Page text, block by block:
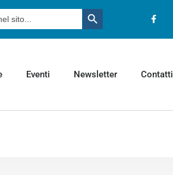
Pulsante ricerca
Eventi Newsletter Contatti